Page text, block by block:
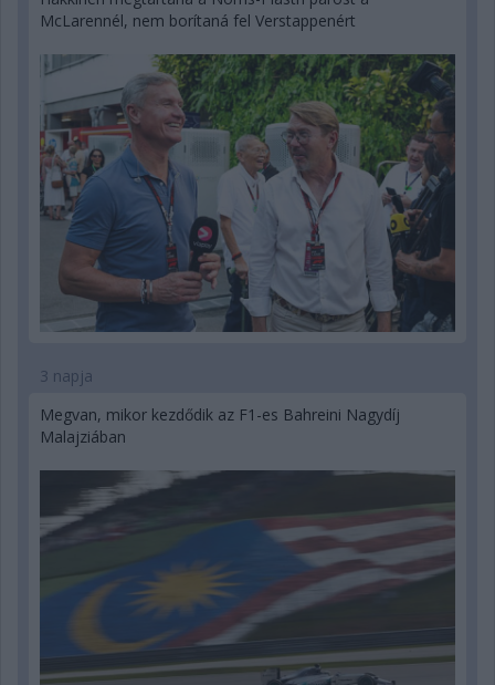
McLarennél, nem borítaná fel Verstappenért
3 napja
Megvan, mikor kezdődik az F1-es Bahreini Nagydíj
Malajziában